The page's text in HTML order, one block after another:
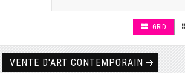
GRID
VENTE D'ART CONTEMPORAIN